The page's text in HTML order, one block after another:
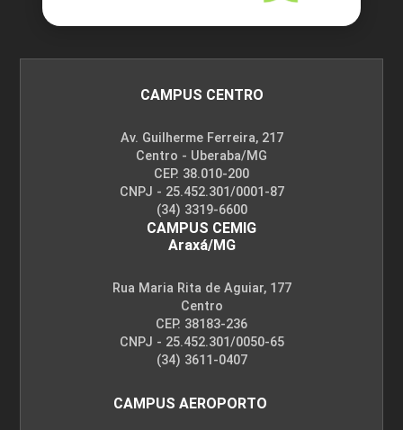
CAMPUS CENTRO
Av. Guilherme Ferreira, 217
Centro - Uberaba/MG
CEP. 38.010-200
CNPJ - 25.452.301/0001-87
(34) 3319-6600
CAMPUS CEMIG
Araxá/MG
Rua Maria Rita de Aguiar, 177
Centro
CEP. 38183-236
CNPJ - 25.452.301/0050-65
(34) 3611-0407
CAMPUS AEROPORTO